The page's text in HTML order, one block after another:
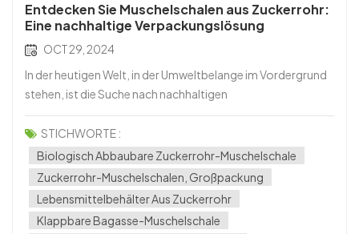
Entdecken Sie Muschelschalen aus Zuckerrohr:
Eine nachhaltige Verpackungslösung
OCT 29, 2024
In der heutigen Welt, in der Umweltbelange im Vordergrund
stehen, ist die Suche nach nachhaltigen
Verpackungsoptionen für Unternehmen und Verbraucher
gleichermaßen unerlässlich. Eine innovative Lösung, die in
den letzten Jahren an Bedeutung gewonnen hat, ist
Zuckerrohrmuscheln. Schauen wir uns gena...
STICHWORTE :
Biologisch Abbaubare Zuckerrohr-Muschelschale
Zuckerrohr-Muschelschalen, Großpackung
Lebensmittelbehälter Aus Zuckerrohr
Klappbare Bagasse-Muschelschale